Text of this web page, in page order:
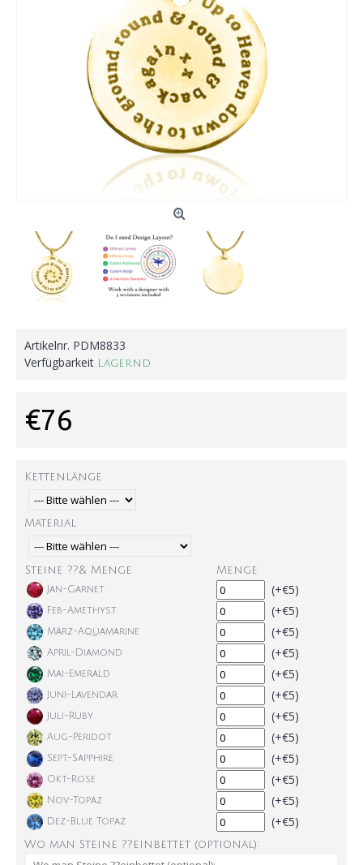
Artikelnr. PDM8833
Verfügbarkeit Lagernd
€76
Kettenlänge
Material
Steine ??& Menge Menge
Jan-Garnet (+€5)
Feb-Amethyst (+€5)
März-Aquamarine (+€5)
April-Diamond (+€5)
Mai-Emerald (+€5)
Juni-Lavendar (+€5)
Juli-Ruby (+€5)
Aug-Peridot (+€5)
Sept-Sapphire (+€5)
Okt-Rose (+€5)
Nov-Topaz (+€5)
Dez-Blue Topaz (+€5)
Wo man Steine ??einbettet (optional):